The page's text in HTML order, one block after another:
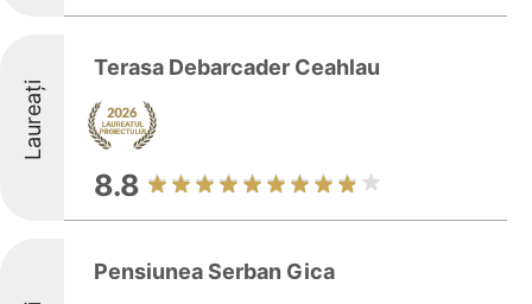
Laureați
Terasa Debarcader Ceahlau
8.8
Pensiunea Serban Gica